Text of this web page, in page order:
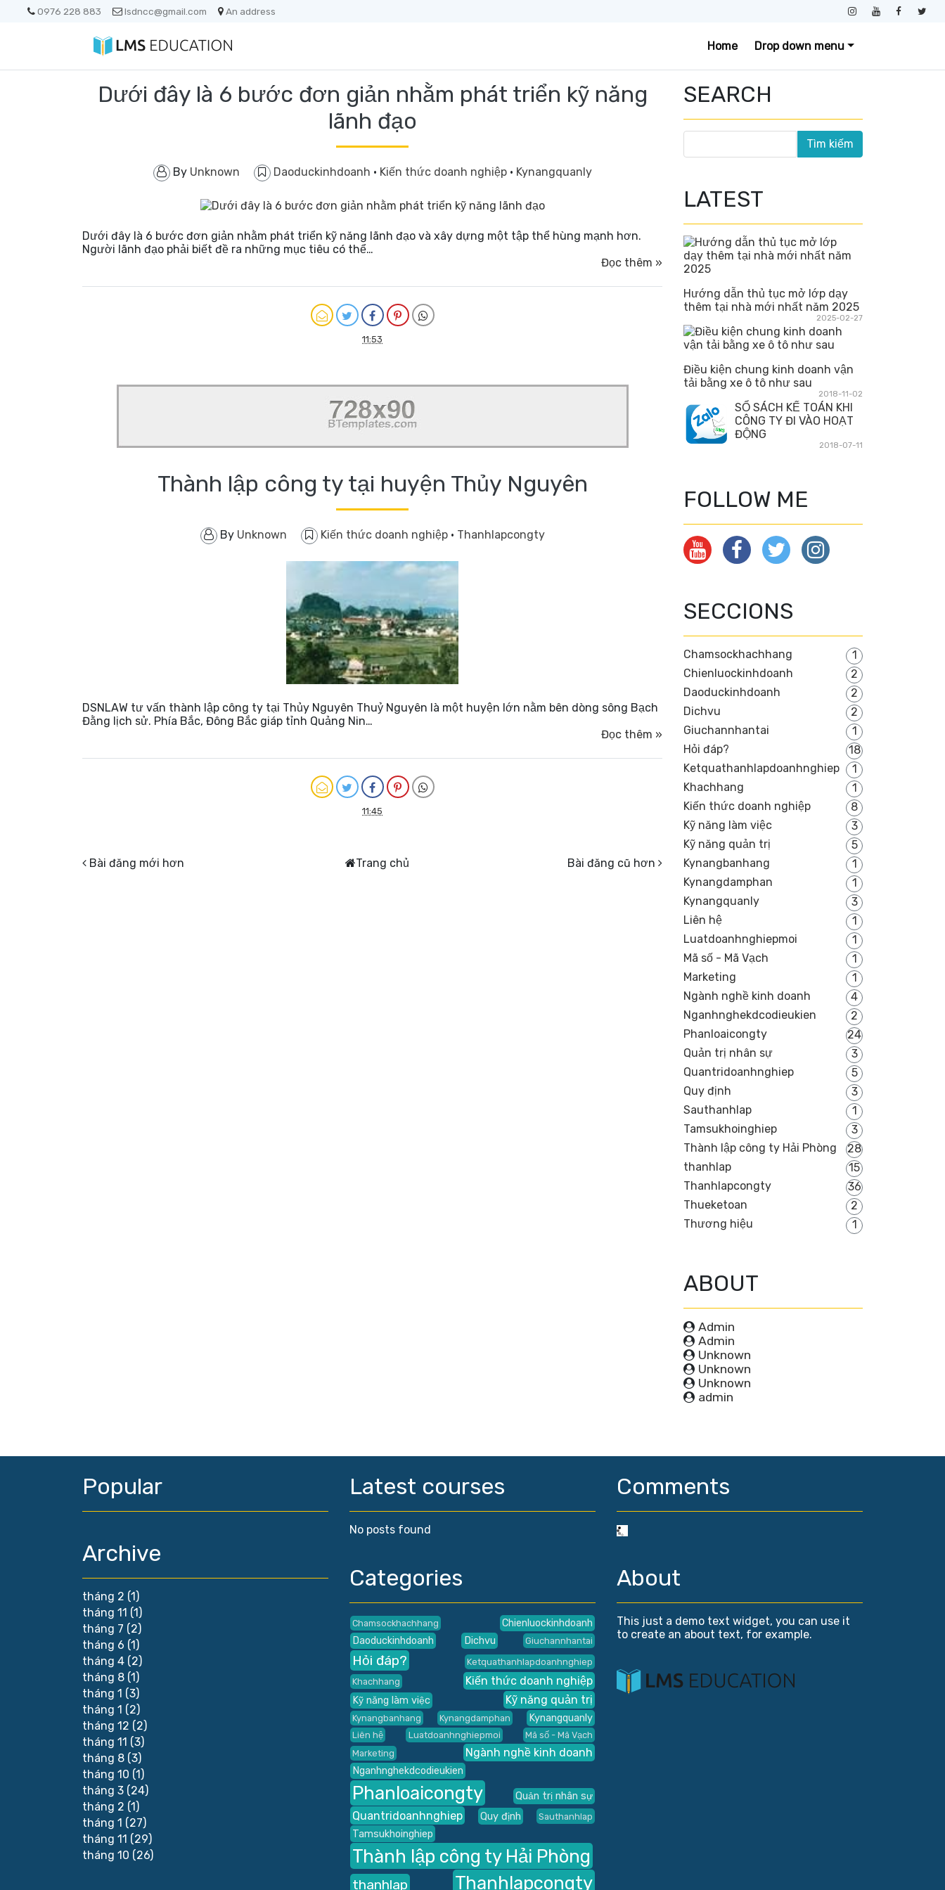
0976 228 883 lsdncc@gmail.com An address
Home Drop down menu
Dưới đây là 6 bước đơn giản nhằm phát triển kỹ năng
lãnh đạo
By Unknown Daoduckinhdoanh · Kiến thức doanh nghiệp · Kynangquanly
Dưới đây là 6 bước đơn giản nhằm phát triển kỹ năng lãnh đạo và xây dựng một tập thể hùng mạnh hơn.
Người lãnh đạo phải biết đề ra những mục tiêu có thể…
Đọc thêm »
11:53
Thành lập công ty tại huyện Thủy Nguyên
By Unknown Kiến thức doanh nghiệp · Thanhlapcongty
DSNLAW tư vấn thành lập công ty tại Thủy Nguyên Thuỷ Nguyên là một huyện lớn nằm bên dòng sông Bạch
Đằng lịch sử. Phía Bắc, Đông Bắc giáp tỉnh Quảng Nin…
Đọc thêm »
11:45
Bài đăng mới hơn Bài đăng cũ hơn
Trang chủ
SEARCH
LATEST
Hướng dẫn thủ tục mở lớp dạy
thêm tại nhà mới nhất năm 2025
2025-02-27
Điều kiện chung kinh doanh vận
tải bằng xe ô tô như sau
2018-11-02
SỔ SÁCH KẾ TOÁN KHI
CÔNG TY ĐI VÀO HOẠT
ĐỘNG
2018-07-11
FOLLOW ME
SECCIONS
Chamsockhachhang
1
Chienluockinhdoanh
2
Daoduckinhdoanh
2
Dichvu
2
Giuchannhantai
1
Hỏi đáp?
18
Ketquathanhlapdoanhnghiep
1
Khachhang
1
Kiến thức doanh nghiệp
8
Kỹ năng làm việc
3
Kỹ năng quản trị
5
Kynangbanhang
1
Kynangdamphan
1
Kynangquanly
3
Liên hệ
1
Luatdoanhnghiepmoi
1
Mã số - Mã Vạch
1
Marketing
1
Ngành nghề kinh doanh
4
Nganhnghekdcodieukien
2
Phanloaicongty
24
Quản trị nhân sự
3
Quantridoanhnghiep
5
Quy định
3
Sauthanhlap
1
Tamsukhoinghiep
3
Thành lập công ty Hải Phòng
28
thanhlap
15
Thanhlapcongty
36
Thueketoan
2
Thương hiệu
1
ABOUT
Admin
Admin
Unknown
Unknown
Unknown
admin
Popular
Archive
tháng 2 (1)
tháng 11 (1)
tháng 7 (2)
tháng 6 (1)
tháng 4 (2)
tháng 8 (1)
tháng 1 (3)
tháng 1 (2)
tháng 12 (2)
tháng 11 (3)
tháng 8 (3)
tháng 10 (1)
tháng 3 (24)
tháng 2 (1)
tháng 1 (27)
tháng 11 (29)
tháng 10 (26)
Latest courses
No posts found
Categories
Chamsockhachhang
Chienluockinhdoanh
Daoduckinhdoanh
Dichvu Giuchannhantai
Hỏi đáp?
Ketquathanhlapdoanhnghiep
Khachhang
Kiến thức doanh nghiệp
Kỹ năng làm việc Kỹ năng quản trị
Kynangbanhang Kynangdamphan Kynangquanly
Liên hệ Luatdoanhnghiepmoi
Mã số - Mã Vạch
Marketing
Ngành nghề kinh doanh
Nganhnghekdcodieukien
Phanloaicongty Quản trị nhân sự
Quantridoanhnghiep Quy định Sauthanhlap
Tamsukhoinghiep
Thành lập công ty Hải Phòng
thanhlap Thanhlapcongty
Comments
About
This just a demo text widget, you can use it
to create an about text, for example.